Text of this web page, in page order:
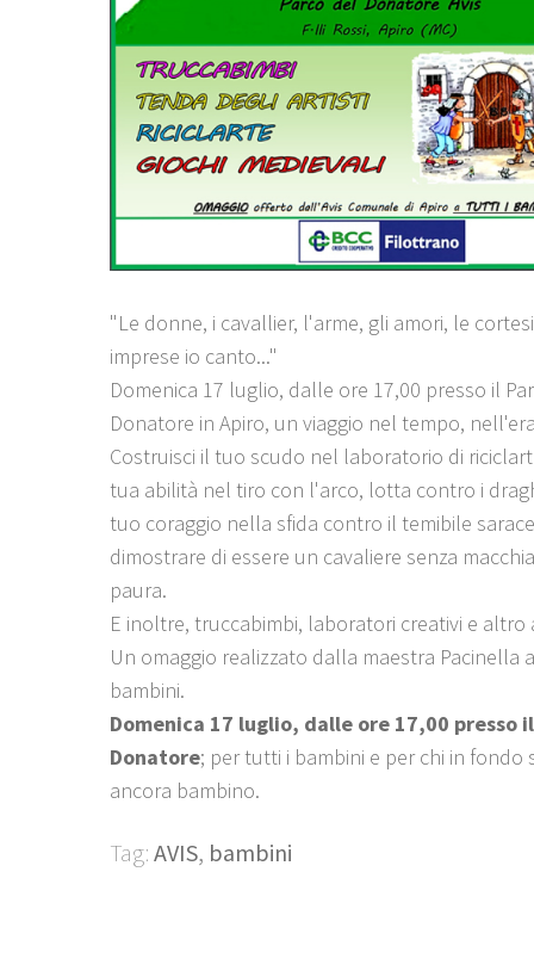
"Le donne, i cavallier, l'arme, gli amori, le
imprese io canto..."
Domenica 17 luglio, dalle ore 17,00 presso il
Donatore in Apiro, un viaggio nel tempo,
Costruisci il tuo scudo nel laboratorio di
tua abilità nel tiro con l'arco, lotta contro i
tuo coraggio nella sfida contro il temibile
dimostrare di essere un cavaliere senza
paura.
E inoltre, truccabimbi, laboratori creativi e altro
Un omaggio realizzato dalla maestra Pacinella
bambini.
Domenica 17 luglio, dalle ore 17,00 presso
Donatore; per tutti i bambini e per chi in fondo
ancora bambino.
Tag: AVIS, bambini